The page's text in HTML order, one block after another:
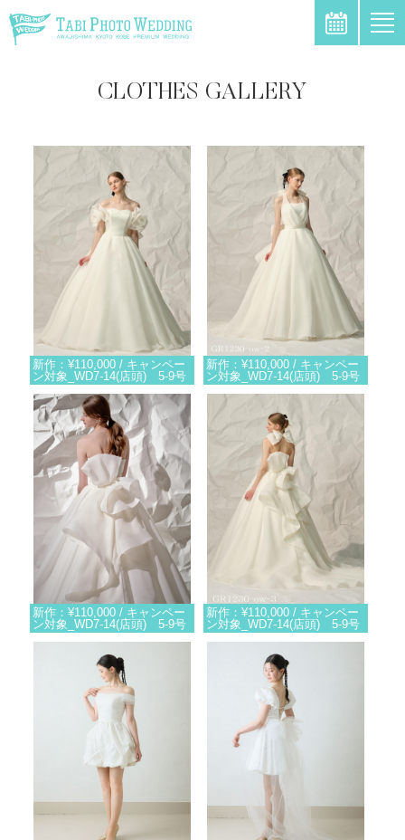
CLOTHES GALLERY
新作：¥110,000 / キャンペー
ン対象_WD7-14(店頭) 5-9号
新作：¥110,000 / キャンペー
ン対象_WD7-14(店頭) 5-9号
新作：¥110,000 / キャンペー
ン対象_WD7-14(店頭) 5-9号
新作：¥110,000 / キャンペー
ン対象_WD7-14(店頭) 5-9号